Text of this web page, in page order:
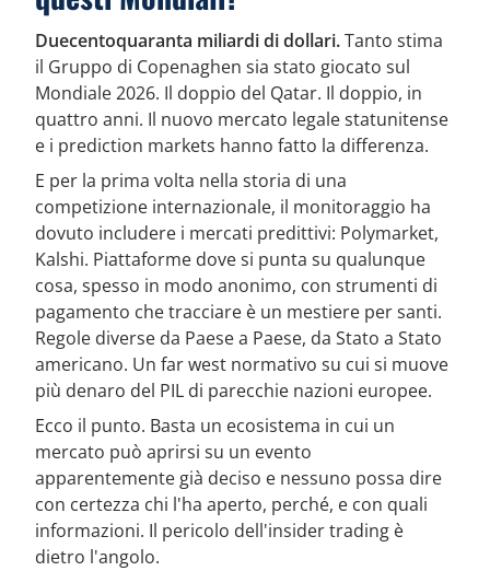
Duecentoquaranta miliardi di dollari.Tanto stima
il Gruppo di Copenaghen sia stato giocato sul
Mondiale 2026. Il doppio del Qatar. Il doppio, in
quattro anni. Il nuovo mercato legale statunitense
e i prediction markets hanno fatto la differenza.
E per la prima volta nella storia di una
competizione internazionale, il monitoraggio ha
dovuto includere i mercati predittivi: Polymarket,
Kalshi. Piattaforme dove si punta su qualunque
cosa, spesso in modo anonimo, con strumenti di
pagamento che tracciare è un mestiere per santi.
Regole diverse da Paese a Paese, da Stato a Stato
americano. Un far west normativo su cui si muove
più denaro del PIL di parecchie nazioni europee.
Ecco il punto. Basta un ecosistema in cui un
mercato può aprirsi su un evento
apparentemente già deciso e nessuno possa dire
con certezza chi l'ha aperto, perché, e con quali
informazioni. Il pericolo dell'insider trading è
dietro l'angolo.